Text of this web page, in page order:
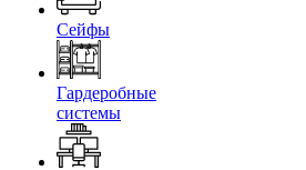
Сейфы
Гардеробные
системы